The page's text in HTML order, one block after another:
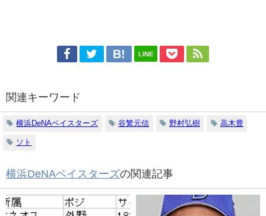
LINE
関連キーワード
横浜DeNAベイスターズ 谷繁元信 野村弘樹 高木豊
ソト
横浜DeNAベイスターズの関連記事